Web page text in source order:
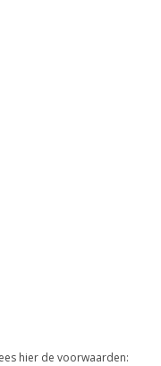
hier de voorwaarden: